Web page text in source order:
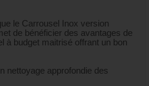
le Carrousel Inox version
de bénéficier des avantages de
à budget maitrisé offrant un bon
nettoyage approfondie des